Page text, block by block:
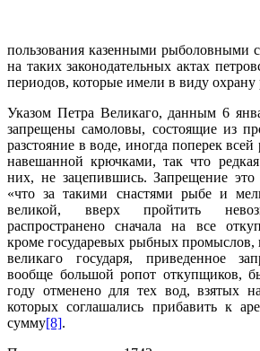
пользования казенными рыболовными
на таких законодательных актах
периодов, которые имели в виду
Указом Петра Великаго, данным 6
запрещены самоловы, состоящие из
разстояние в воде, иногда поперек
навешанной крючками, так что
них, не зацепившись. Запрещение это
«что за такими снастями рыбе и
великой, вверх пройтить
распространено сначала на все
кроме государевых рыбных промыслов,
великаго государя, приведенное
вообще большой ропот откупщиков,
году отменено для тех вод, взятых
которых соглашались прибавить к
сумму[8].